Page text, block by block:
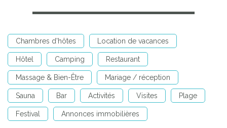
Chambres d'hôtes Location de vacances
Hôtel Camping Restaurant
Massage & Bien-Être Mariage / réception
Sauna Bar Activités Visites Plage
Festival Annonces immobilières